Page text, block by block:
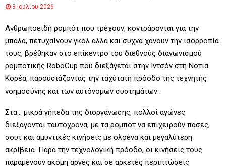
3 Ιουλίου 2026
Ανθρωποειδή ρομπότ που τρέχουν, κοντράρονται για την
μπάλα, πετυχαίνουν γκολ αλλά και συχνά χάνουν την ισορροπία
τους, βρέθηκαν στο επίκεντρο του διεθνούς διαγωνισμού
ρομποτικής RoboCup που διεξάγεται στην Ιντσόν στη Νότια
Κορέα, παρουσιάζοντας την ταχύτατη πρόοδο της τεχνητής
νοημοσύνης και των αυτόνομων συστημάτων.
Στα… μικρά γήπεδα της διοργάνωσης, πολλοί αγώνες
διεξάγονται ταυτόχρονα, με τα ρομπότ να επιχειρούν πάσες,
σουτ και αμυντικές κινήσεις με ολοένα και μεγαλύτερη
ακρίβεια. Παρά την τεχνολογική πρόοδο, οι κινήσεις τους
παραμένουν ακόμη αργές και σε αρκετές περιπτώσεις